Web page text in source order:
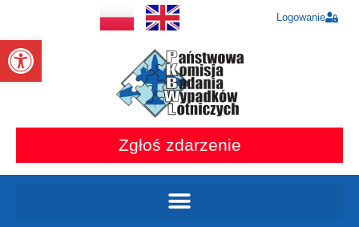
Otwórz pasek narzędzi
Logowanie
Zgłoś zdarzenie